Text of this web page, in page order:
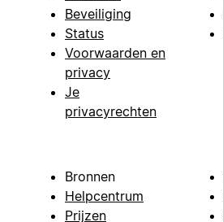
Beveiliging
Status
Voorwaarden en
privacy
Je
privacyrechten
Bronnen
Helpcentrum
Prijzen